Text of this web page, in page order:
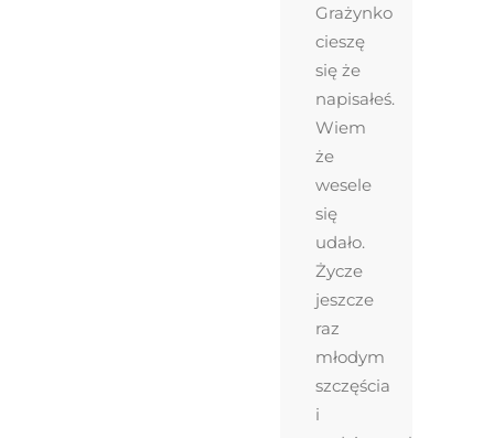
Grażynko
cieszę
się że
napisałeś.
Wiem
że
wesele
się
udało.
Życze
jeszcze
raz
młodym
szczęścia
i